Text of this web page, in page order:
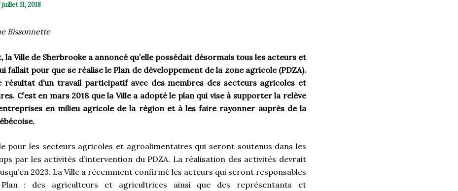
juillet 11, 2018
Bissonnette
la Ville de Sherbrooke a annoncé qu’elle possédait désormais tous les acteurs et
fallait pour que se réalise le Plan de développement de la zone agricole (PDZA).
résultat d’un travail participatif avec des membres des secteurs agricoles et
C’est en mars 2018 que la Ville a adopté le plan qui vise à supporter la relève
en milieu agricole de la région et à les faire rayonner auprès de la
pour les secteurs agricoles et agroalimentaires qui seront soutenus dans les
par les activités d’intervention du PDZA. La réalisation des activités devrait
2023. La Ville a récemment confirmé les acteurs qui seront responsables
: des agriculteurs et agricultrices ainsi que des représentants et